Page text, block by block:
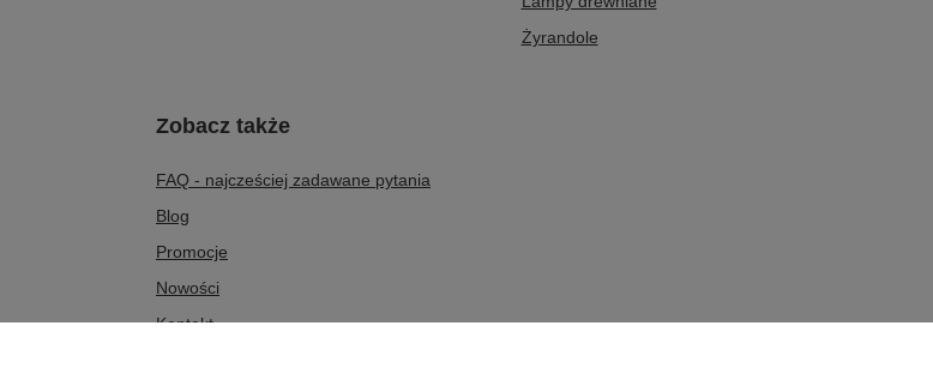
Żyrandole
Zobacz także
FAQ - najcześciej zadawane pytania
Blog
Promocje
Nowości
Kontakt